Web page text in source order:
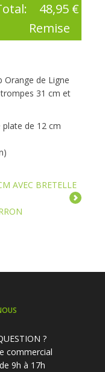
48,95 €
Remise
Orange de Ligne
31 cm et
de 12 cm
AVEC BRETELLE
?
commercial
9h à 17h